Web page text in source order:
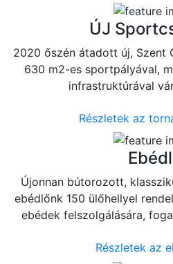
ÚJ
2020 őszén átadott új, Szent
630 m2-es sportpályával,
infrastruktúrával
Részletek az
Újonnan bútorozott,
ebédlőnk 150 ülőhellyel
ebédek felszolgálására,
Részletek az